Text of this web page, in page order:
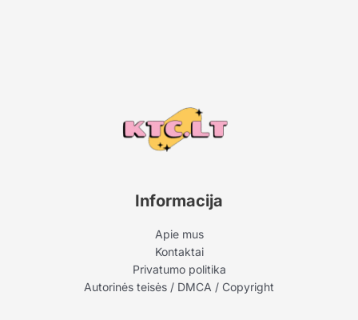
Informacija
Apie mus
Kontaktai
Privatumo politika
Autorinės teisės / DMCA / Copyright